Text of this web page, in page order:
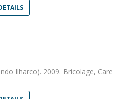
Ilharco). 2009. Bricolage, Care